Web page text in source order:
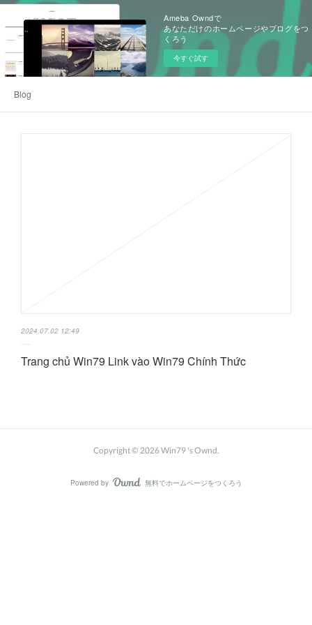
Ameba Owndで
あなただけのホームページやブログをつ
くろう
今すぐ試す
Blog
2024.07.02 12:49
Trang chủ Win79 Link vào Win79 Chính Thức
Copyright © 2026Win79 's Ownd.
Powered by AmebaOwnd
無料でホームページをつくろう